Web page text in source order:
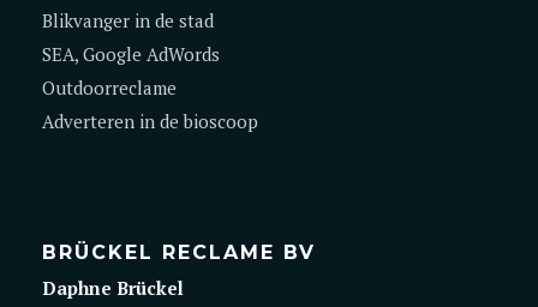
Blikvanger in de stad
SEA, Google AdWords
Outdoorreclame
Adverteren in de bioscoop
BRÜCKEL RECLAME BV
Daphne Brückel